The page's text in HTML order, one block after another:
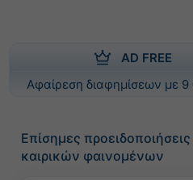
AD FREE
Αφαίρεση διαφημίσεων με 9
Επίσημες
καιρικών φαινομένων